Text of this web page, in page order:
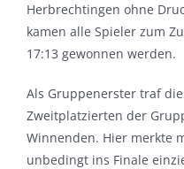
Herbrechtingen ohne
kamen alle Spieler zum
17:13 gewonnen werden.
Als Gruppenerster traf
Zweitplatzierten der
Winnenden. Hier merkte
unbedingt ins Finale